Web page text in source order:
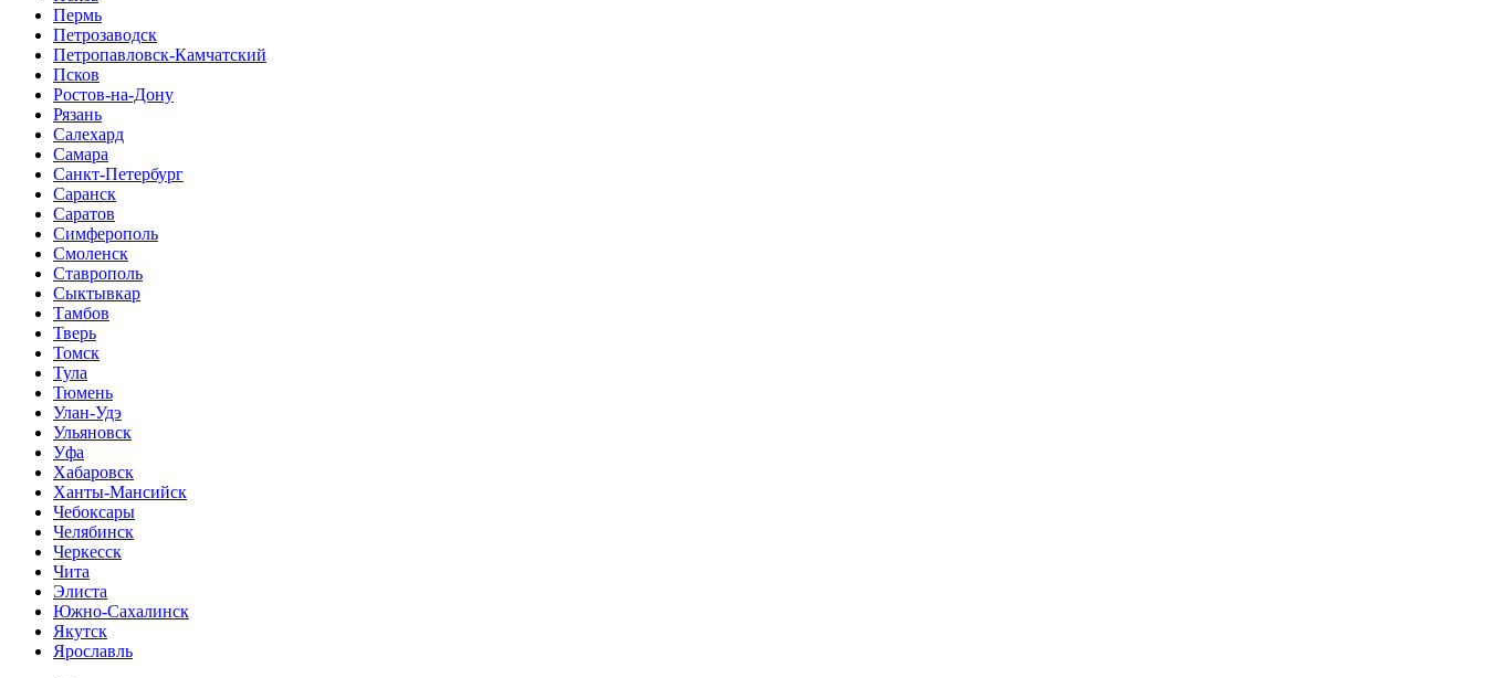
Пермь
Петрозаводск
Петропавловск-Камчатский
Псков
Ростов-на-Дону
Рязань
Салехард
Самара
Санкт-Петербург
Саранск
Саратов
Симферополь
Смоленск
Ставрополь
Сыктывкар
Тамбов
Тверь
Томск
Тула
Тюмень
Улан-Удэ
Ульяновск
Уфа
Хабаровск
Ханты-Мансийск
Чебоксары
Челябинск
Черкесск
Чита
Элиста
Южно-Сахалинск
Якутск
Ярославль